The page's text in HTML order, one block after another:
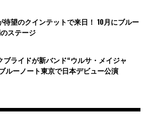
待望のクインテットで来日！ 10月にブルー
ステージ
ブライドが新バンド“ウルサ・メイジャ
ルーノート東京で日本デビュー公演